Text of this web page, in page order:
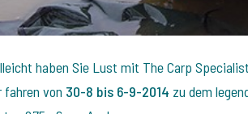
haben Sie Lust mit The Carp
fahren von 30-8 bis 6-9-2014 zu dem